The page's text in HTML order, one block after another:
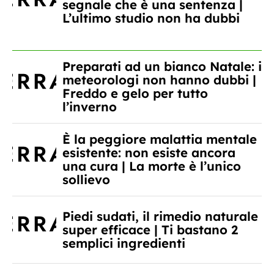
segnale che è una sentenza |
L’ultimo studio non ha dubbi
Preparati ad un bianco Natale: i
meteorologi non hanno dubbi |
Freddo e gelo per tutto
l’inverno
È la peggiore malattia mentale
esistente: non esiste ancora
una cura | La morte è l’unico
sollievo
Piedi sudati, il rimedio naturale
super efficace | Ti bastano 2
semplici ingredienti